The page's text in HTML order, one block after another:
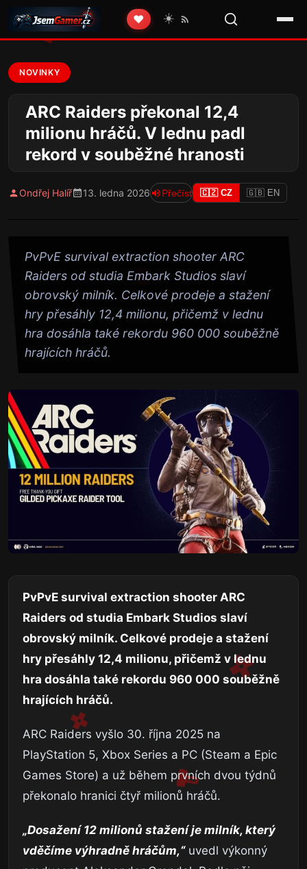
❤️ ☀️
NOVINKY
ARC Raiders překonal 12,4
milionu hráčů. V lednu padl
rekord v souběžné hranosti
Ondřej Halíř 13. ledna 2026 Přečíst 🇨🇿 CZ 🇬🇧 EN
PvPvE survival extraction shooter ARC
Raiders od studia Embark Studios slaví
obrovský milník. Celkové prodeje a stažení
hry přesáhly 12,4 milionu, přičemž v lednu
hra dosáhla také rekordu 960 000 souběžně
hrajících hráčů.
PvPvE survival extraction shooter ARC
Raiders od studia Embark Studios slaví
obrovský milník. Celkové prodeje a stažení
hry přesáhly 12,4 milionu, přičemž v lednu
hra dosáhla také rekordu 960 000 souběžně
hrajících hráčů.
ARC Raiders vyšlo 30. října 2025 na
PlayStation 5, Xbox Series a PC (Steam a Epic
Games Store) a už během prvních dvou týdnů
překonalo hranici čtyř milionů hráčů.
„Dosažení 12 milionů stažení je milník, který
vděčíme výhradně hráčům,“uvedl výkonný